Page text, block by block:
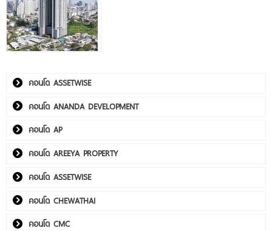
คอนโด ASSETWISE
คอนโด ANANDA DEVELOPMENT
คอนโด AP
คอนโด AREEYA PROPERTY
คอนโด ASSETWISE
คอนโด CHEWATHAI
คอนโด CMC